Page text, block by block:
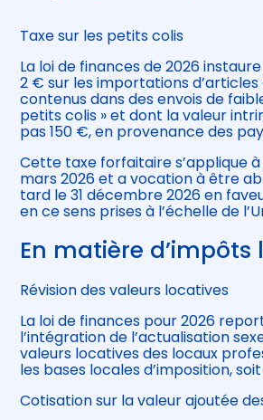
Taxe sur les petits colis
La loi de finances de 2026
2 € sur les importations
contenus dans des envois de
petits colis » et dont la valeur
pas 150 €, en provenance des
Cette taxe forfaitaire s’applique
mars 2026 et a vocation à être
tard le 31 décembre 2026 en
en ce sens prises à l’échelle de
En matière d’impôts
Révision des valeurs locatives
La loi de finances pour 2026
l’intégration de l’actualisation
valeurs locatives des locaux
les bases locales d’imposition,
Cotisation sur la valeur ajoutée